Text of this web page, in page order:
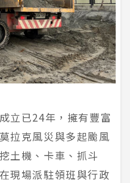
立已24年，擁有豐富
拉克風災與多起颱風
土機、卡車、抓斗
現場派駐領班與行政